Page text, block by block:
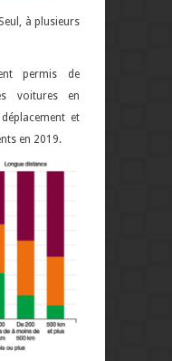
à plusieurs
permis de
voitures en
et
en 2019.